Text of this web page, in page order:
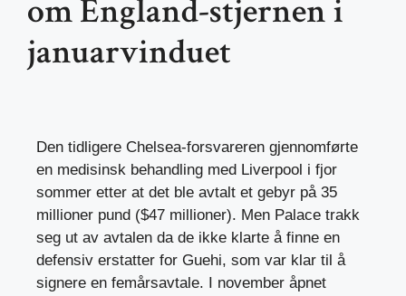
om England-stjernen i
januarvinduet
Den tidligere Chelsea-forsvareren gjennomførte
en medisinsk behandling med Liverpool i fjor
sommer etter at det ble avtalt et gebyr på 35
millioner pund ($47 millioner). Men Palace trakk
seg ut av avtalen da de ikke klarte å finne en
defensiv erstatter for Guehi, som var klar til å
signere en femårsavtale. I november åpnet